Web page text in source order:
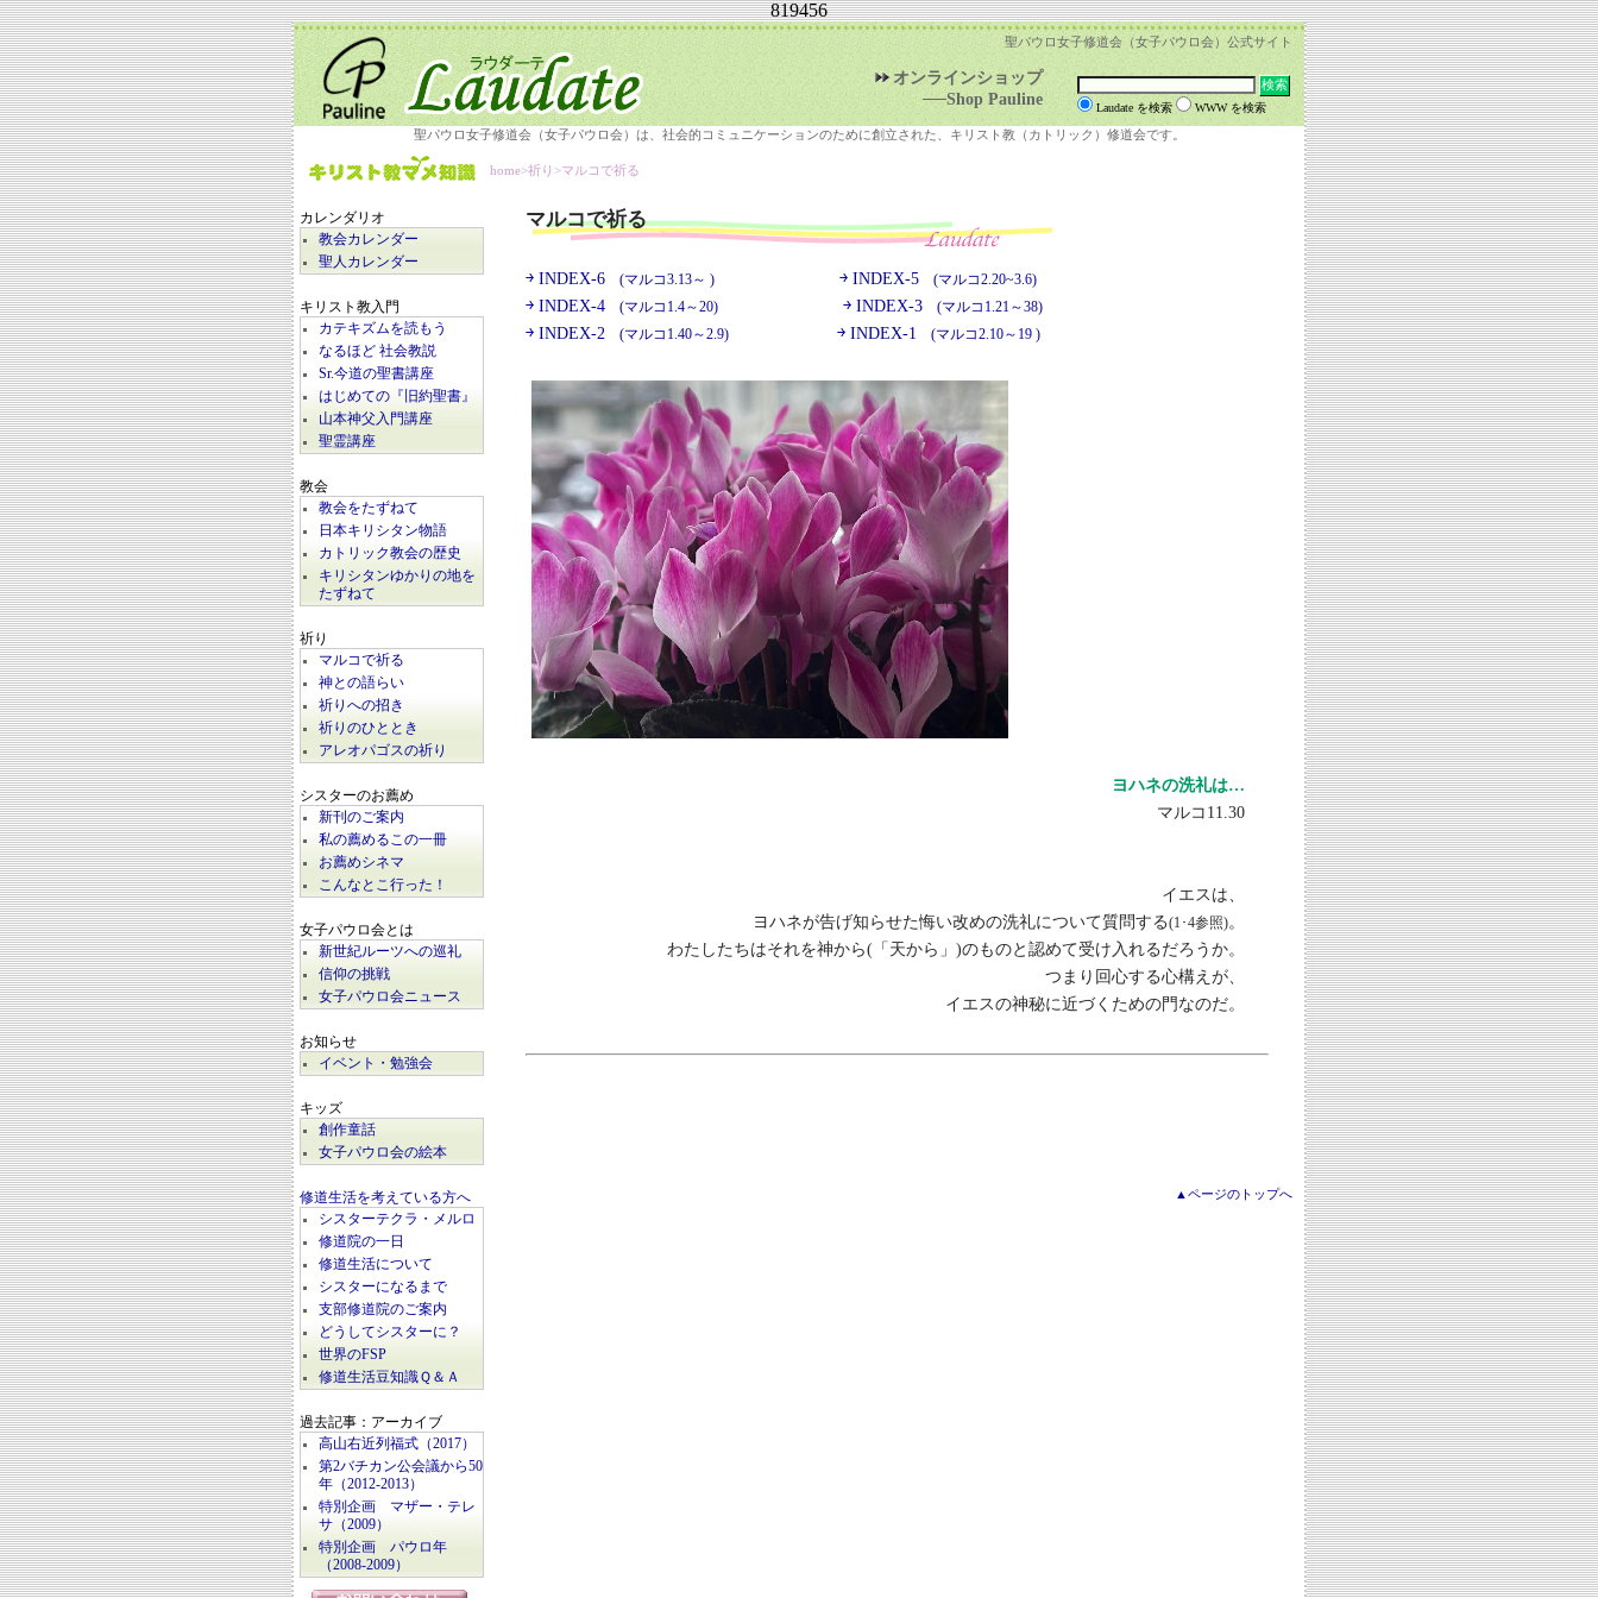
819456
聖パウロ女子修道会（女子パウロ会）公式サイト
オンラインショップ
──Shop Pauline
Laudate を検索 WWW を検索
聖パウロ女子修道会（女子パウロ会）は、社会的コミュニケーションのために創立された、キリスト教（カトリック）修道会です。
カレンダリオ
教会カレンダー
聖人カレンダー
キリスト教入門
カテキズムを読もう
なるほど 社会教説
Sr.今道の聖書講座
はじめての『旧約聖書』
山本神父入門講座
聖霊講座
教会
教会をたずねて
日本キリシタン物語
カトリック教会の歴史
キリシタンゆかりの地を
たずねて
祈り
マルコで祈る
神との語らい
祈りへの招き
祈りのひととき
アレオパゴスの祈り
シスターのお薦め
新刊のご案内
私の薦めるこの一冊
お薦めシネマ
こんなとこ行った！
女子パウロ会とは
新世紀ルーツへの巡礼
信仰の挑戦
女子パウロ会ニュース
お知らせ
イベント・勉強会
キッズ
創作童話
女子パウロ会の絵本
修道生活を考えている方へ
シスターテクラ・メルロ
修道院の一日
修道生活について
シスターになるまで
支部修道院のご案内
どうしてシスターに？
世界のFSP
修道生活豆知識Ｑ＆Ａ
過去記事：アーカイブ
高山右近列福式（2017）
第2バチカン公会議から50
年（2012-2013）
特別企画 マザー・テレ
サ（2009）
特別企画 パウロ年
（2008-2009）
home>祈り>マルコで祈る
マルコで祈る
￫ INDEX-6 (マルコ3.13～ ) ￫ INDEX-5 (マルコ2.20~3.6)
￫ INDEX-4 (マルコ1.4～20) ￫ INDEX-3 (マルコ1.21～38)
￫ INDEX-2 (マルコ1.40～2.9) ￫ INDEX-1 (マルコ2.10～19 )
ヨハネの洗礼は…
マルコ11.30
イエスは、
ヨハネが告げ知らせた悔い改めの洗礼について質問する(1･4参照)。
わたしたちはそれを神から(「天から」)のものと認めて受け入れるだろうか。
つまり回心する心構えが、
イエスの神秘に近づくための門なのだ。
▲ページのトップへ